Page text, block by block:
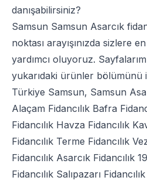
danışabilirsiniz?
Samsun Samsun Asarcık
noktası arayışınızda sizlere
yardımcı oluyoruz.
yukarıdaki ürünler bölümünü
Türkiye Samsun, Samsun
Alaçam Fidancılık Bafra
Fidancılık Havza Fidancılık
Fidancılık Terme Fidancılık
Fidancılık Asarcık Fidancılık
Fidancılık Salıpazarı Fidancılık